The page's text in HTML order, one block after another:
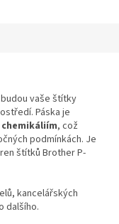
budou vaše štítky
Páska je
, což
podmínkách. Je
štítků Brother P-
kancelářských
dalšího.